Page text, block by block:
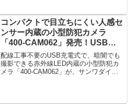
コンパクトで目立ちにくい人感セ
ンサー内蔵の小型防犯カメラ
「400-CAM062」発売！USB充
電式で、暗闇でも撮影できる赤外
線LED内蔵！
配線工事不要のUSB充電式で、暗闇でも
撮影できる赤外線LED内蔵の小型防犯カ
メラ「400-CAM062」が、サンワダイレ